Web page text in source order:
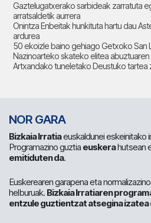
Gaztelugatxerako sarbideak zarratuta
arratsaldetik aurrera
Onintza Enbeitak hunkituta hartu dau
ardurea
50 ekoizle baino gehiago Getxoko San
Nazinoarteko skateko elitea
Artxandako tuneletako Deustuko tartea
NOR GARA
Bizkaia Irratiaeuskaldunei eskeinitako
Programazino guztia euskerahutsean
emitiduten da.
Euskerearen garapena eta
helburuak. Bizkaia Irratiaren
entzule guztientzat atsegina izatea